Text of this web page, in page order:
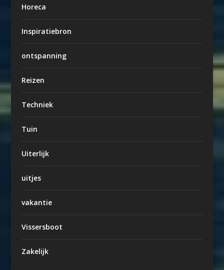
Horeca
Inspiratiebron
ontspanning
Reizen
Techniek
Tuin
Uiterlijk
uitjes
vakantie
Vissersboot
Zakelijk